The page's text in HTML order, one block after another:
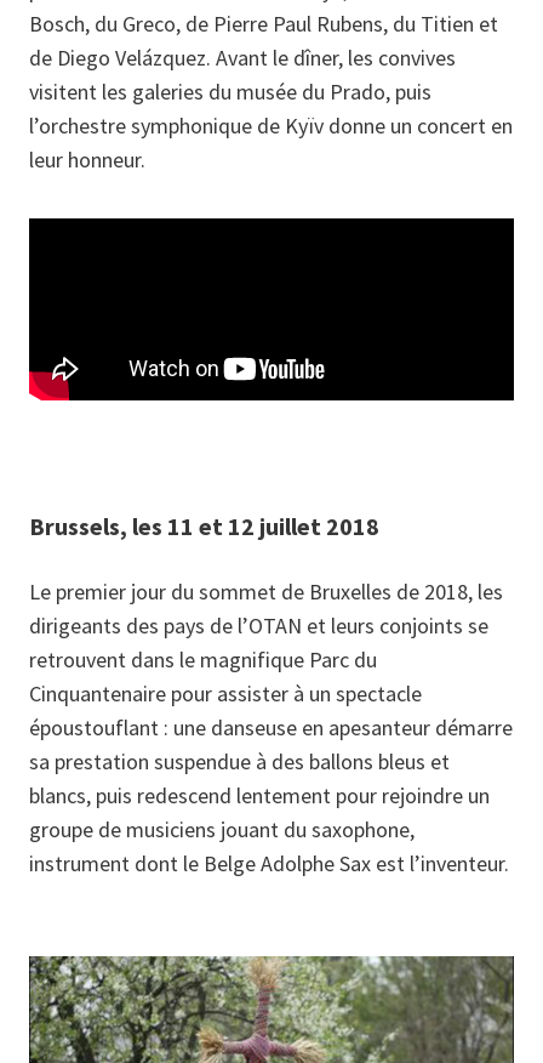
Bosch, du Greco, de Pierre Paul Rubens, du Titien et
de Diego Velázquez. Avant le dîner, les convives
visitent les galeries du musée du Prado, puis
l’orchestre symphonique de Kyïv donne un concert en
leur honneur.
Brussels, les 11 et 12 juillet 2018
Le premier jour du sommet de Bruxelles de 2018, les
dirigeants des pays de l’OTAN et leurs conjoints se
retrouvent dans le magnifique Parc du
Cinquantenaire pour assister à un spectacle
époustouflant : une danseuse en apesanteur démarre
sa prestation suspendue à des ballons bleus et
blancs, puis redescend lentement pour rejoindre un
groupe de musiciens jouant du saxophone,
instrument dont le Belge Adolphe Sax est l’inventeur.